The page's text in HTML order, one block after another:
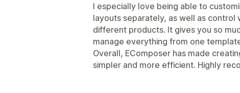
I especially love being able to
layouts separately, as well as control
different products. It gives you so
manage everything from one
Overall, EComposer has made
simpler and more efficient. Highly